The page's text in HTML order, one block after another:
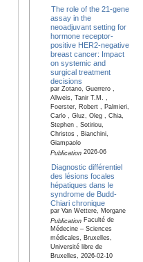
The role of the 21-gene
assay in the
neoadjuvant setting for
hormone receptor-
positive HER2-negative
breast cancer: Impact
on systemic and
surgical treatment
decisions
par Zotano, Guerrero ,
Allweis, Tanir T.M. ,
Foerster, Robert , Palmieri,
Carlo , Gluz, Oleg , Chia,
Stephen , Sotiriou,
Christos , Bianchini,
Giampaolo
Publication2026-06
Diagnostic différentiel
des lésions focales
hépatiques dans le
syndrome de Budd-
Chiari chronique
par Van Wettere, Morgane
PublicationFaculté de
Médecine – Sciences
médicales, Bruxelles,
Université libre de
Bruxelles, 2026-02-10